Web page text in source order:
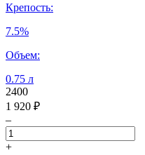
Крепость:
7.5%
Объем:
0.75 л
2400
1 920 ₽
–
+